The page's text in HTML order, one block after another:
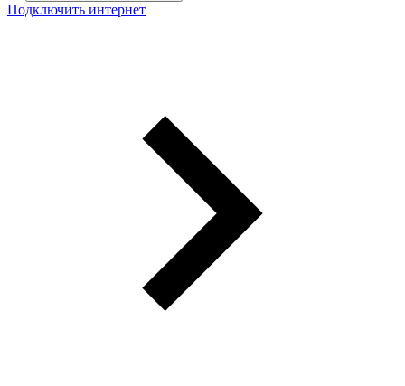
Подключить интернет